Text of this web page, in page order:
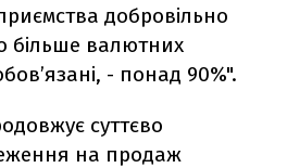
добровільно
більше валютних
- понад 90%".
суттєво
на продаж